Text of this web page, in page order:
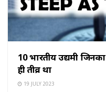
10 भारतीय उद्यमी
ही तीव्र था
19 JULY 2023